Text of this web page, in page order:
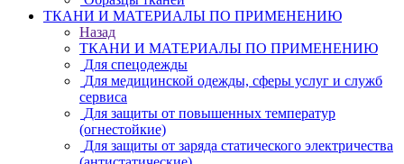
ТКАНИ И МАТЕРИАЛЫ ПО ПРИМЕНЕНИЮ
Назад
ТКАНИ И МАТЕРИАЛЫ ПО ПРИМЕНЕНИЮ
Для спецодежды
Для медицинской одежды, сферы услуг и служб
сервиса
Для защиты от повышенных температур
(огнестойкие)
Для защиты от заряда статического электричества